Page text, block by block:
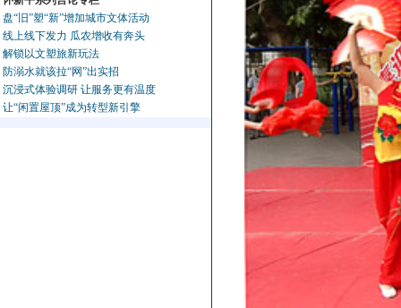
盘“旧”塑“新”增加城市文体活动
线上线下发力 瓜农增收有奔头
解锁以文塑旅新玩法
防溺水就该拉“网”出实招
沉浸式体验调研 让服务更有温度
让“闲置屋顶”成为转型新引擎